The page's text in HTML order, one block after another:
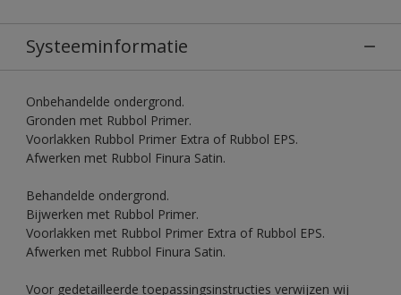
Systeeminformatie
Onbehandelde ondergrond.
Gronden met Rubbol Primer.
Voorlakken Rubbol Primer Extra of Rubbol EPS.
Afwerken met Rubbol Finura Satin.
Behandelde ondergrond.
Bijwerken met Rubbol Primer.
Voorlakken met Rubbol Primer Extra of Rubbol EPS.
Afwerken met Rubbol Finura Satin.
Voor gedetailleerde toepassingsinstructies verwijzen wij